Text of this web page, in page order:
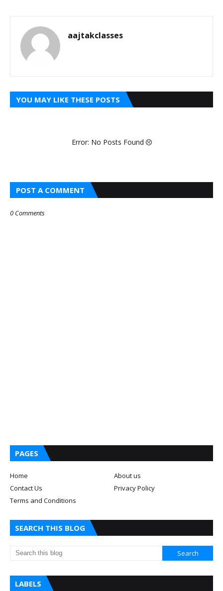
aajtakclasses
YOU MAY LIKE THESE POSTS
Error: No Posts Found
POST A COMMENT
0 Comments
PAGES
Home
About us
Contact Us
Privacy Policy
Terms and Conditions
SEARCH THIS BLOG
LABELS